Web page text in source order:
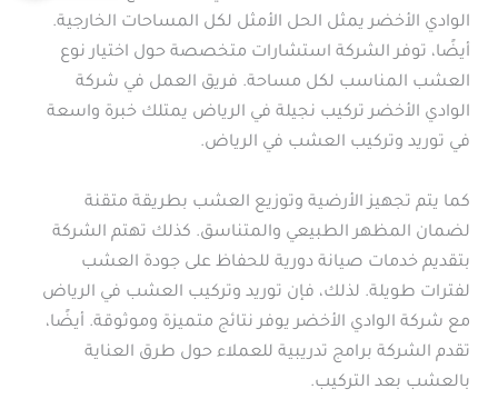
الوادي الأخضر يمثل الحل الأمثل لكل المساحات الخارجية.
أيضًا، توفر الشركة استشارات متخصصة حول اختيار نوع
العشب المناسب لكل مساحة. فريق العمل في شركة
الوادي الأخضر تركيب نجيلة في الرياض يمتلك خبرة واسعة
في توريد وتركيب العشب في الرياض.
كما يتم تجهيز الأرضية وتوزيع العشب بطريقة متقنة
لضمان المظهر الطبيعي والمتناسق. كذلك تهتم الشركة
بتقديم خدمات صيانة دورية للحفاظ على جودة العشب
لفترات طويلة. لذلك، فإن توريد وتركيب العشب في الرياض
مع شركة الوادي الأخضر يوفر نتائج متميزة وموثوقة. أيضًا،
تقدم الشركة برامج تدريبية للعملاء حول طرق العناية
بالعشب بعد التركيب.